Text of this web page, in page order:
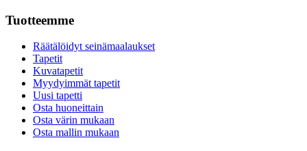
Tuotteemme
Räätälöidyt seinämaalaukset
Tapetit
Kuvatapetit
Myydyimmät tapetit
Uusi tapetti
Osta huoneittain
Osta värin mukaan
Osta mallin mukaan